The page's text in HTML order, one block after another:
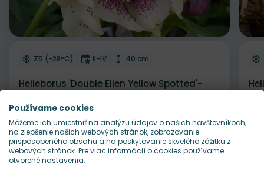
Odober do zoznamu želaní
Mrazuvzdornosť
Z5 (-28°C) Doba kvitnutia
II-IV Výška rastliny
40 cm
Helleborus 'Double Ellen Yellow Spotted'-
Veľkosť kvetináča: K1l
Vzácny kultivar žltej čemerice s bodkami.
Cena
10.20 €s DPH
Používame cookies
Môžeme ich umiestniť na analýzu údajov o našich návštevníkoch,
na zlepšenie našich webových stránok, zobrazovanie
prispôsobeného obsahu a na poskytovanie skvelého zážitku z
webových stránok. Pre viac informácií o cookies používame
otvorené nastavenia.